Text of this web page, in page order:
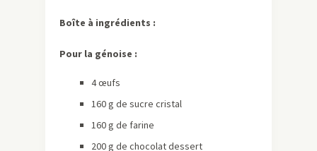
Boîte à ingrédients :
Pour la génoise :
4 œufs
160 g de sucre cristal
160 g de farine
200 g de chocolat dessert